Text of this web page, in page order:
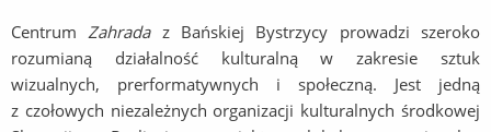
Centrum Zahradaz Bańskiej Bystrzycy prowadzi szeroko
rozumianą działalność kulturalną w zakresie sztuk
wizualnych, prerformatywnych i społeczną. Jest jedną
z czołowych niezależnych organizacji kulturalnych środkowej